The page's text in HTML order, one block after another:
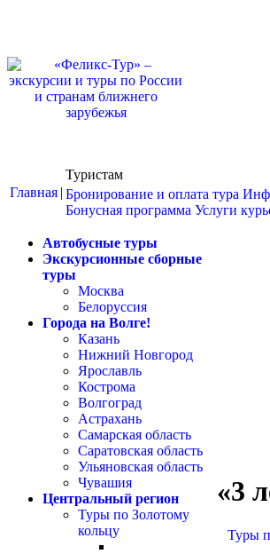
Главная |
Туристам
Бронирование и оплата тура
Бонусная программа Услуги
Автобусные туры
Экскурсионные сборные
туры
Москва
Белоруссия
Города на Волге!
Казань
Нижний Новгород
Ярославль
Кострома
Волгоград
Астрахань
Самарская область
Саратовская область
Ульяновская область
Чувашия
Центральный регион
Туры по Золотому
кольцу
«3
Туры